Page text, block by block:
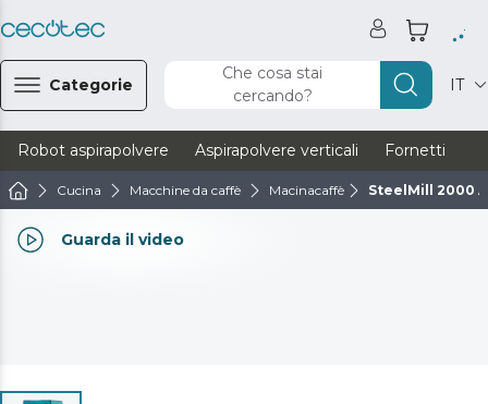
Categorie
Che cosa stai
cercando?
IT
Robot aspirapolvere Aspirapolvere verticali Fornetti
Cucina Macchine da caffè Macinacaffè SteelMill 2000
Guarda il video